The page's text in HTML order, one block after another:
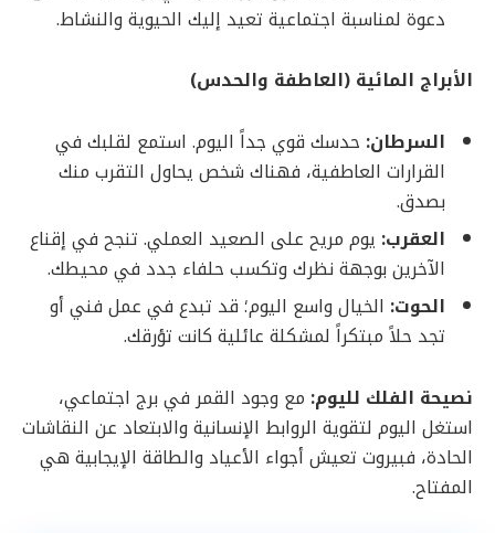
دعوة لمناسبة اجتماعية تعيد إليك الحيوية والنشاط.
الأبراج المائية (العاطفة والحدس)
السرطان: حدسك قوي جداً اليوم. استمع لقلبك في
القرارات العاطفية، فهناك شخص يحاول التقرب منك
بصدق.
العقرب: يوم مريح على الصعيد العملي. تنجح في إقناع
الآخرين بوجهة نظرك وتكسب حلفاء جدد في محيطك.
الحوت: الخيال واسع اليوم؛ قد تبدع في عمل فني أو
تجد حلاً مبتكراً لمشكلة عائلية كانت تؤرقك.
نصيحة الفلك لليوم: مع وجود القمر في برج اجتماعي،
استغل اليوم لتقوية الروابط الإنسانية والابتعاد عن النقاشات
الحادة، فبيروت تعيش أجواء الأعياد والطاقة الإيجابية هي
المفتاح.